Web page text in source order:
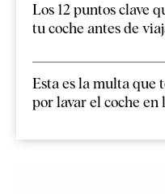
Los 12 puntos clave
tu coche antes de
Esta es la multa que
por lavar el coche en